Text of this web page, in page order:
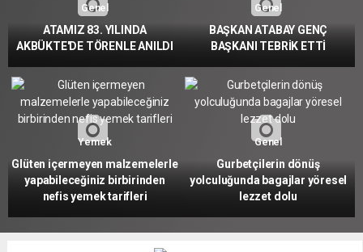
Genel
ATAMIZ 83. YILINDA
AKBÜKTE'DE TÖRENLE ANILDI
Genel
BAŞKAN ATABAY GENÇ
BAŞKANI TEBRİK ETTİ
Yemek
Glüten içermeyen malzemelerle
yapabileceğiniz birbirinden
nefis yemek tarifleri
Genel
Gurbetçilerin dönüş
yolculuğunda bagajlar yöresel
lezzet dolu